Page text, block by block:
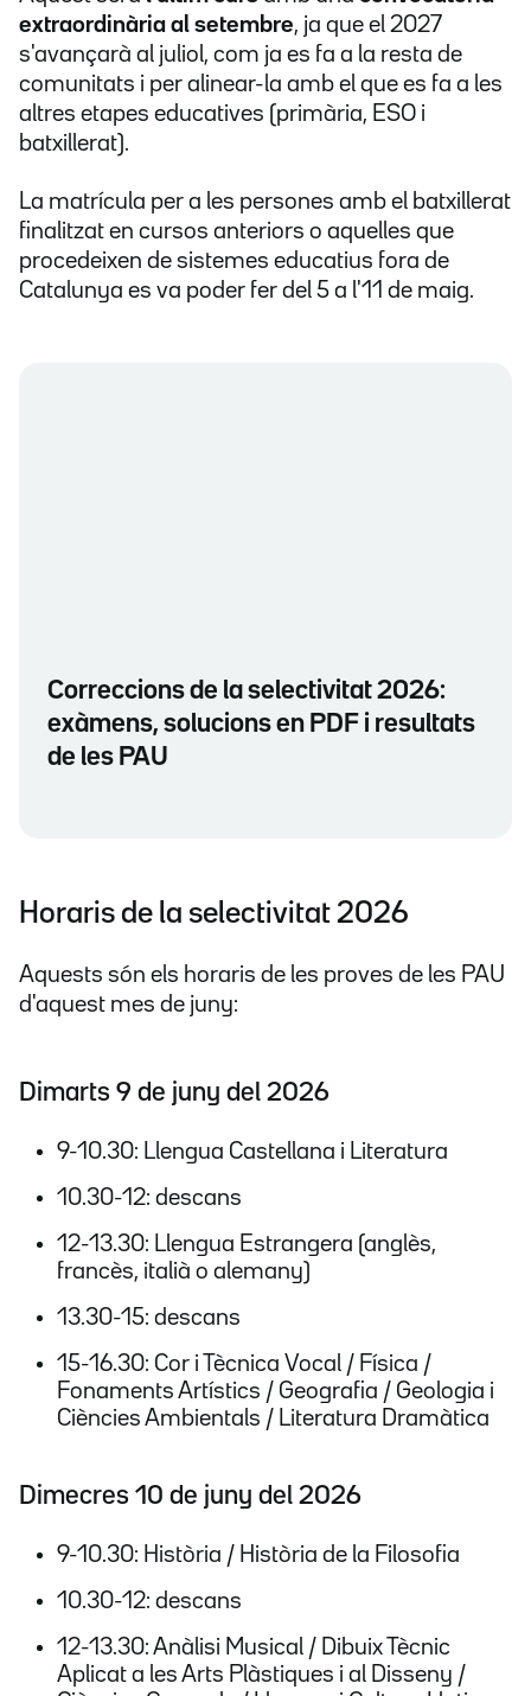
extraordinària al setembre, ja que el 2027
s'avançarà al juliol, com ja es fa a la resta de
comunitats i per alinear-la amb el que es fa a les
altres etapes educatives (primària, ESO i
batxillerat).
La matrícula per a les persones amb el batxillerat
finalitzat en cursos anteriors o aquelles que
procedeixen de sistemes educatius fora de
Catalunya es va poder fer del 5 a l'11 de maig.
Correccions de la selectivitat 2026:
exàmens, solucions en PDF i resultats
de les PAU
Horaris de la selectivitat 2026
Aquests són els horaris de les proves de les PAU
d'aquest mes de juny:
Dimarts 9 de juny del 2026
9-10.30: Llengua Castellana i Literatura
10.30-12: descans
12-13.30: Llengua Estrangera (anglès,
francès, italià o alemany)
13.30-15: descans
15-16.30: Cor i Tècnica Vocal / Física /
Fonaments Artístics / Geografia / Geologia i
Ciències Ambientals / Literatura Dramàtica
Dimecres 10 de juny del 2026
9-10.30: Història / Història de la Filosofia
10.30-12: descans
12-13.30: Anàlisi Musical / Dibuix Tècnic
Aplicat a les Arts Plàstiques i al Disseny /